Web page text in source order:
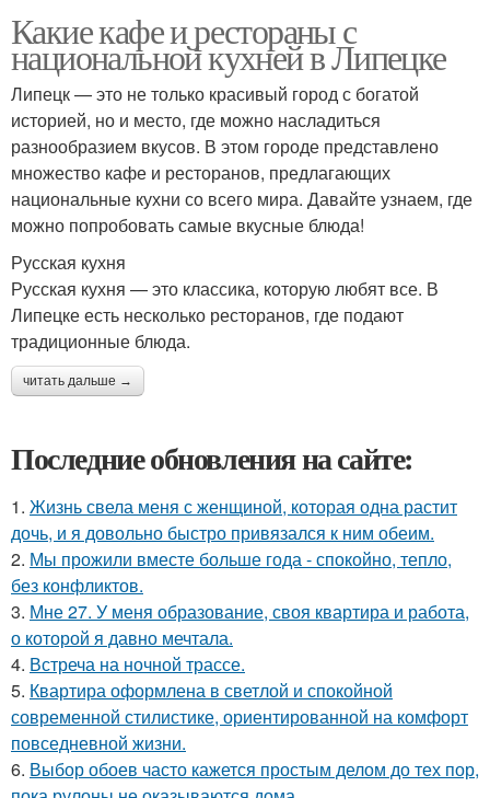
Какие кафе и рестораны с
национальной кухней в Липецке
Липецк — это не только красивый город с богатой
историей, но и место, где можно насладиться
разнообразием вкусов. В этом городе представлено
множество кафе и ресторанов, предлагающих
национальные кухни со всего мира. Давайте узнаем, где
можно попробовать самые вкусные блюда!
Русская кухня
Русская кухня — это классика, которую любят все. В
Липецке есть несколько ресторанов, где подают
традиционные блюда.
читать дальше →
Последние обновления на сайте:
1. Жизнь свела меня с женщиной, которая одна растит
дочь, и я довольно быстро привязался к ним обеим.
2. Мы прожили вместе больше года - спокойно, тепло,
без конфликтов.
3. Мне 27. У меня образование, своя квартира и работа,
о которой я давно мечтала.
4. Встреча на ночной трассе.
5. Квартира оформлена в светлой и спокойной
современной стилистике, ориентированной на комфорт
повседневной жизни.
6. Выбор обоев часто кажется простым делом до тех пор,